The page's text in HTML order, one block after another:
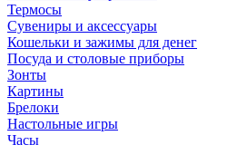
Термосы
Сувениры и аксессуары
Кошельки и зажимы для денег
Посуда и столовые приборы
Зонты
Картины
Брелоки
Настольные игры
Часы